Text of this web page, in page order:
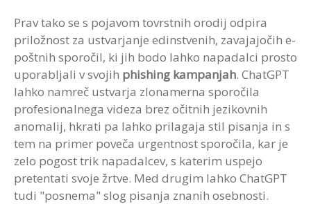
Prav tako se s pojavom tovrstnih orodij odpira
priložnost za ustvarjanje edinstvenih, zavajajočih e-
poštnih sporočil, ki jih bodo lahko napadalci prosto
uporabljali v svojih phishing kampanjah. ChatGPT
lahko namreč ustvarja zlonamerna sporočila
profesionalnega videza brez očitnih jezikovnih
anomalij, hkrati pa lahko prilagaja stil pisanja in s
tem na primer poveča urgentnost sporočila, kar je
zelo pogost trik napadalcev, s katerim uspejo
pretentati svoje žrtve. Med drugim lahko ChatGPT
tudi "posnema" slog pisanja znanih osebnosti.